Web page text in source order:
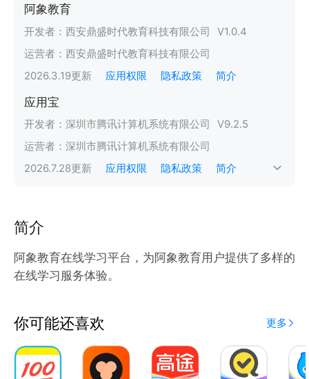
阿象教育
开发者： 西安鼎盛时代教育科技有限公司 V1.0.4
运营者： 西安鼎盛时代教育科技有限公司
2026.3.19更新 应用权限 隐私政策 简介
应用宝
开发者： 深圳市腾讯计算机系统有限公司 V9.2.5
运营者： 深圳市腾讯计算机系统有限公司
2026.7.28更新 应用权限 隐私政策 简介
简介
阿象教育在线学习平台，为阿象教育用户提供了多样的
在线学习服务体验。
你可能还喜欢 更多